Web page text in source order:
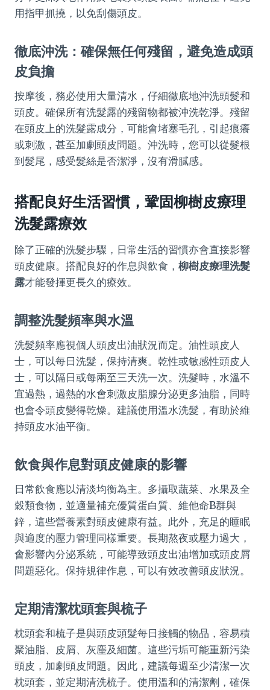
用指甲抓撓，以免刮傷頭皮。
徹底沖洗：確保無任何殘留，避免造成頭
皮負擔
按摩後，務必使用大量清水，仔細徹底地沖洗頭髮和
頭皮。確保所有洗髮露的殘留物都被沖洗乾淨。殘留
在頭皮上的洗髮露成分，可能會堵塞毛孔，引起痕癢
或刺激，甚至加劇頭皮問題。沖洗時，您可以從髮根
到髮尾，感受髮絲是否潔淨，沒有滑膩感。
搭配良好生活習慣，鞏固柳樹皮療理
洗髮露療效
除了正確的洗髮步驟，日常生活的習慣亦會直接影響
頭皮健康。搭配良好的作息與飲食， 柳樹皮療理洗髮
露才能發揮更長久的療效。
調整洗髮頻率與水溫
洗髮頻率應視個人頭皮出油狀況而定。油性頭皮人
士，可以每日洗髮，保持清爽。乾性或敏感性頭皮人
士，可以隔日或每兩至三天洗一次。洗髮時，水溫不
宜過熱，過熱的水會刺激皮脂腺分泌更多油脂，同時
也會令頭皮變得乾燥。建議使用溫水洗髮，有助於維
持頭皮水油平衡。
飲食與作息對頭皮健康的影響
日常飲食應以清淡均衡為主。多攝取蔬菜、水果及全
穀類食物，並適量補充優質蛋白質、維他命B群與
鋅，這些營養素對頭皮健康有益。此外，充足的睡眠
與適度的壓力管理同樣重要。長期熬夜或壓力過大，
會影響內分泌系統，可能導致頭皮出油增加或頭皮屑
問題惡化。保持規律作息，可以有效改善頭皮狀況。
定期清潔枕頭套與梳子
枕頭套和梳子是與頭皮頭髮每日接觸的物品，容易積
聚油脂、皮屑、灰塵及細菌。這些污垢可能重新污染
頭皮，加劇頭皮問題。因此，建議每週至少清潔一次
枕頭套，並定期清洗梳子。使用溫和的清潔劑，確保